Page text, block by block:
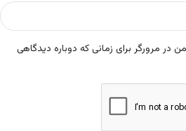
در مرورگر برای زمانی که دوباره دیدگاهی